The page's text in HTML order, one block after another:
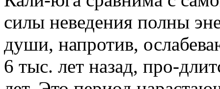
силы неведения полны
души, напротив,
6 тыс. лет назад, про-